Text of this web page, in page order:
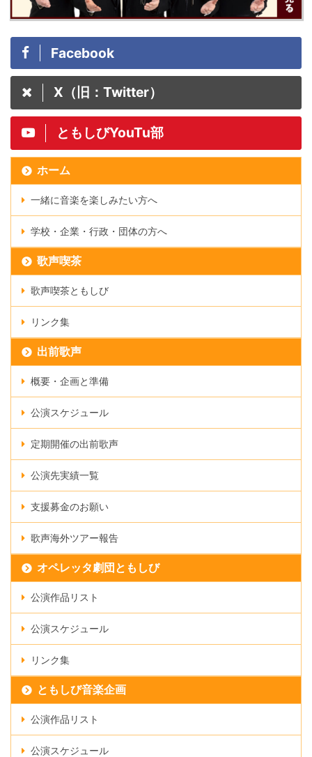
Facebook
X（旧：Twitter）
ともしびYouTu部
ホーム
一緒に音楽を楽しみたい方へ
学校・企業・行政・団体の方へ
歌声喫茶
歌声喫茶ともしび
リンク集
出前歌声
概要・企画と準備
公演スケジュール
定期開催の出前歌声
公演先実績一覧
支援募金のお願い
歌声海外ツアー報告
オペレッタ劇団ともしび
公演作品リスト
公演スケジュール
リンク集
ともしび音楽企画
公演作品リスト
公演スケジュール